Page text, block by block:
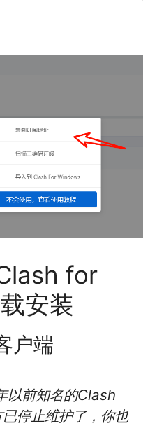
for
安装
户端
以前知名的Clash
停止维护了，你也